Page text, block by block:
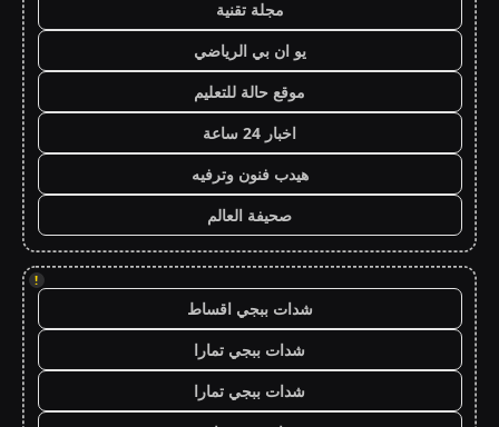
مجلة تقنية
يو ان بي الرياضي
موقع حالة للتعليم
اخبار 24 ساعة
هيدب فنون وترفيه
صحيفة العالم
!
شدات ببجي اقساط
شدات ببجي تمارا
شدات ببجي تمارا